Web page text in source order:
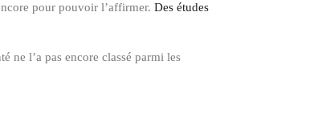
pour pouvoir l’affirmer. Des études
ne l’a pas encore classé parmi les